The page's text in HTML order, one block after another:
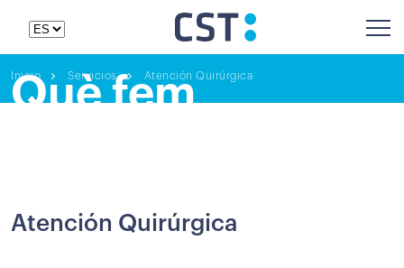
Inicio Servicios Atención Quirúrgica
Què fem
Atención Quirúrgica